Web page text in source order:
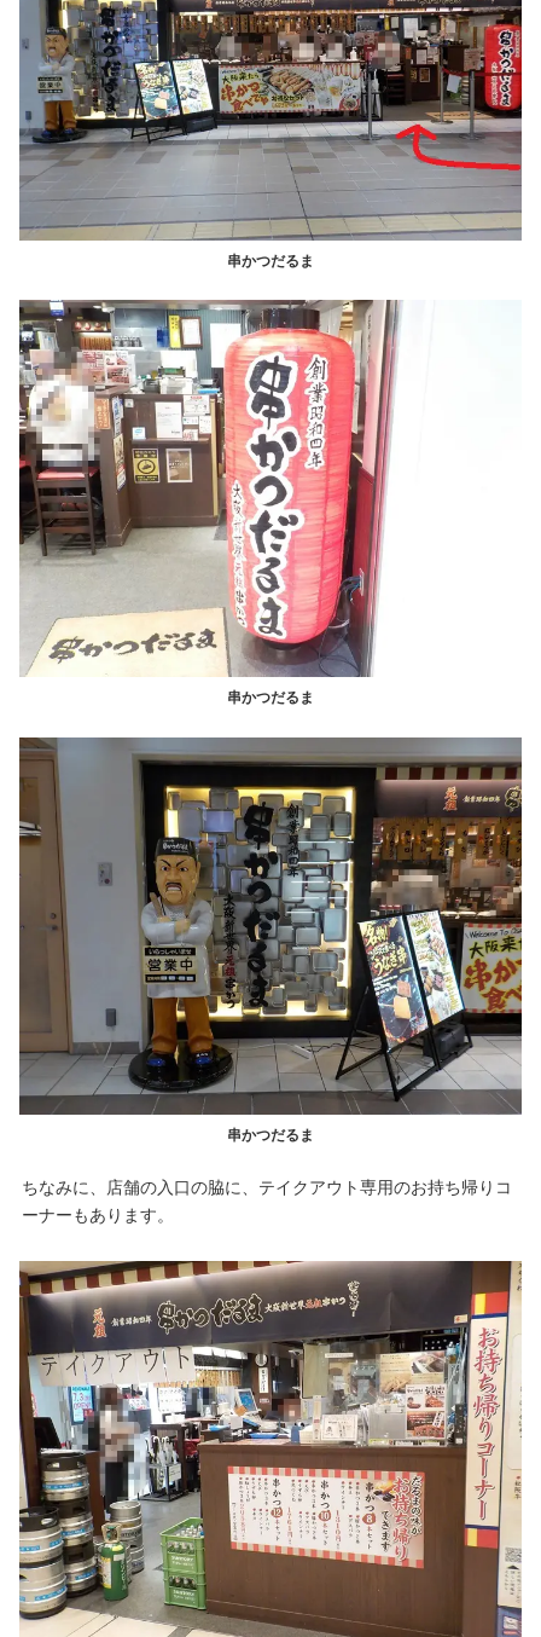
串かつだるま
串かつだるま
串かつだるま
ちなみに、店舗の入口の脇に、テイクアウト専用のお持ち帰りコ
ーナーもあります。